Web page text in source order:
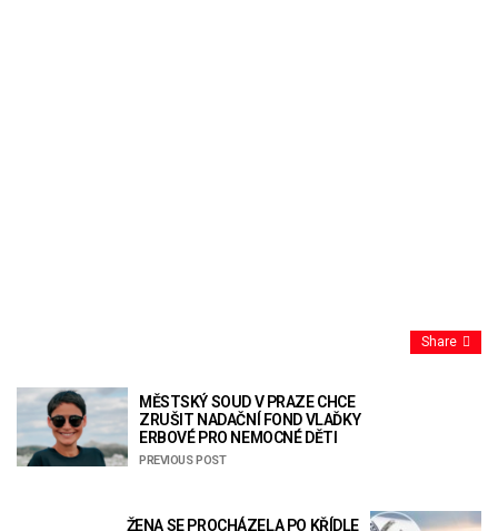
Share
MĚSTSKÝ SOUD V PRAZE CHCE
ZRUŠIT NADAČNÍ FOND VLAĎKY
ERBOVÉ PRO NEMOCNÉ DĚTI
PREVIOUS POST
ŽENA SE PROCHÁZELA PO KŘÍDLE